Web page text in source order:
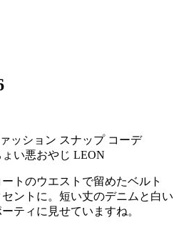
トのウエストで留めたベルト
ントに。短い丈のデニムと白い
ティに見せていますね。